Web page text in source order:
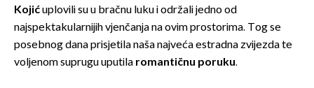
Kojićuplovili su u bračnu luku i održali jedno od
najspektakularnijih vjenčanja na ovim prostorima. Tog se
posebnog dana prisjetila naša najveća estradna zvijezda te
voljenom suprugu uputila romantičnu poruku.